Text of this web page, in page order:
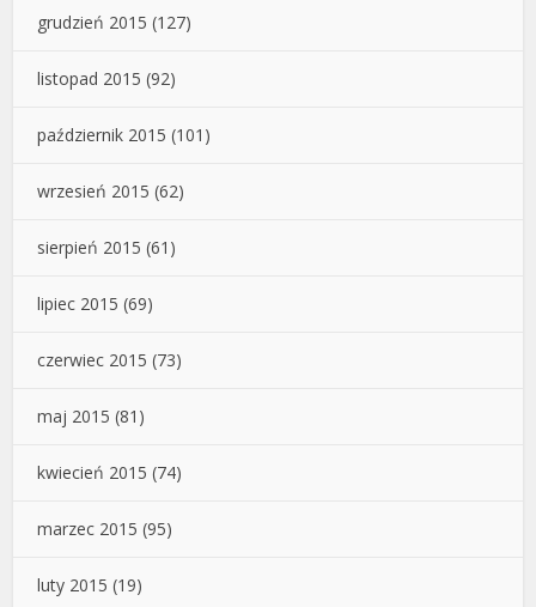
grudzień 2015 (127)
listopad 2015 (92)
październik 2015 (101)
wrzesień 2015 (62)
sierpień 2015 (61)
lipiec 2015 (69)
czerwiec 2015 (73)
maj 2015 (81)
kwiecień 2015 (74)
marzec 2015 (95)
luty 2015 (19)